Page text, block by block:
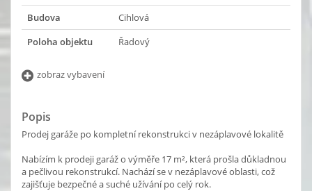
Budova
Cihlová
Poloha objektu
Řadový
zobraz vybavení
Popis
Prodej garáže po kompletní rekonstrukci v nezáplavové lokalitě
Nabízím k prodeji garáž o výměře 17 m², která prošla důkladnou
a pečlivou rekonstrukcí. Nachází se v nezáplavové oblasti, což
zajišťuje bezpečné a suché užívání po celý rok.